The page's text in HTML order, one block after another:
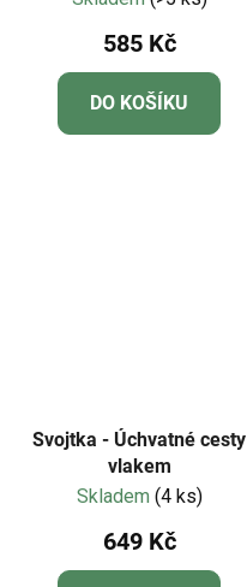
585 Kč
DO KOŠÍKU
Svojtka - Úchvatné cesty
vlakem
Skladem (4 ks)
649 Kč